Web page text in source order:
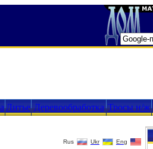
Литье Деревообработка Тросы н/ж
Rus Ukr Eng